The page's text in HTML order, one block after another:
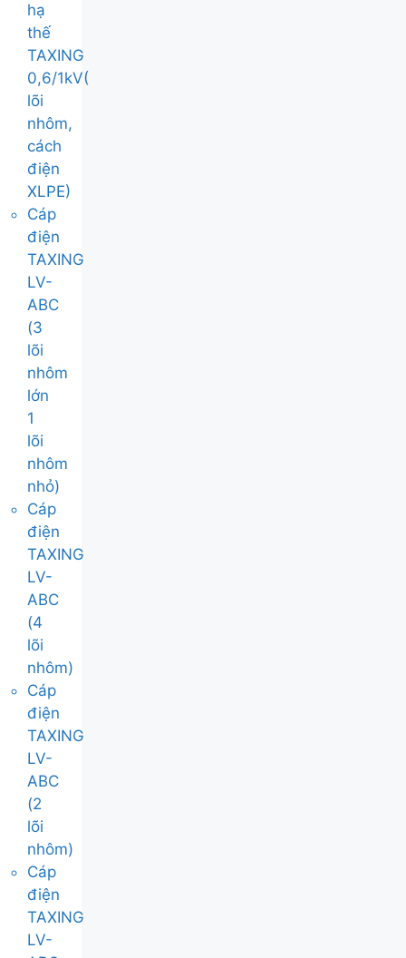
hạ
thế
TAXING
0,6/1kV(
lõi
nhôm,
cách
điện
XLPE)
Cáp
điện
TAXING
LV-
ABC
(3
lõi
nhôm
lớn
1
lõi
nhôm
nhỏ)
Cáp
điện
TAXING
LV-
ABC
(4
lõi
nhôm)
Cáp
điện
TAXING
LV-
ABC
(2
lõi
nhôm)
Cáp
điện
TAXING
LV-